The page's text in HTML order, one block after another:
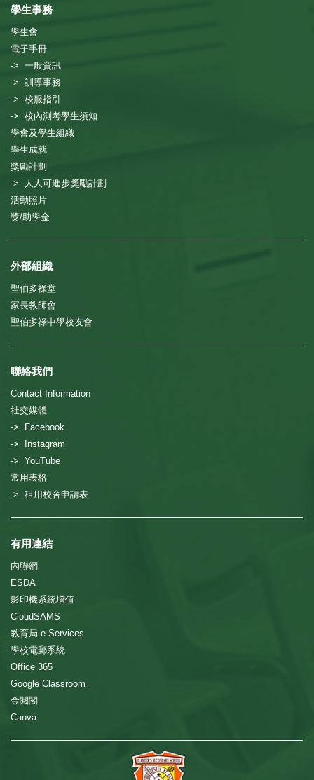
學生事務
學生會
電子手冊
-> 一般資訊
-> 訓導事務
-> 校服指引
-> 校內測考學生須知
學會及學生組織
學生成就
獎勵計劃
-> 人人可進步獎勵計劃
活動照片
獎/助學金
外部組織
聖伯多祿堂
家長教師會
聖伯多祿中學校友會
聯絡我們
Contact Information
社交媒體
-> Facebook
-> Instagram
-> YouTube
常用表格
-> 租用校舍申請表
有用連結
內聯網
ESDA
影印機系統增值
CloudSAMS
教育局 e-Services
學校電郵系統
Office 365
Google Classroom
金閱閣
Canva